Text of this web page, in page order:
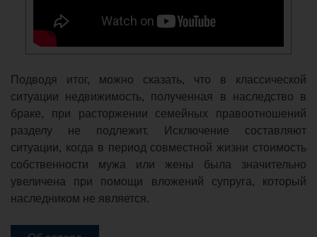
Подводя итог, можно сказать, что в классической
ситуации недвижимость, полученная в наследство в
браке, при расторжении семейных правоотношений
разделу не подлежит. Исключение составляют
ситуации, когда в период совместной жизни стоимость
собственности мужа или жены была значительно
увеличена при помощи вложений супруга, который
наследником не является.